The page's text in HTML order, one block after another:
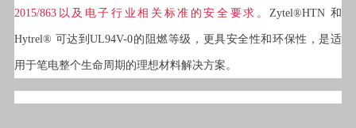
2015/863以及电子行业相关标准的安全要求。 Zytel®HTN 和
Hytrel® 可达到UL94V-0的阻燃等级，更具安全性和环保性，是适
用于笔电整个生命周期的理想材料解决方案。